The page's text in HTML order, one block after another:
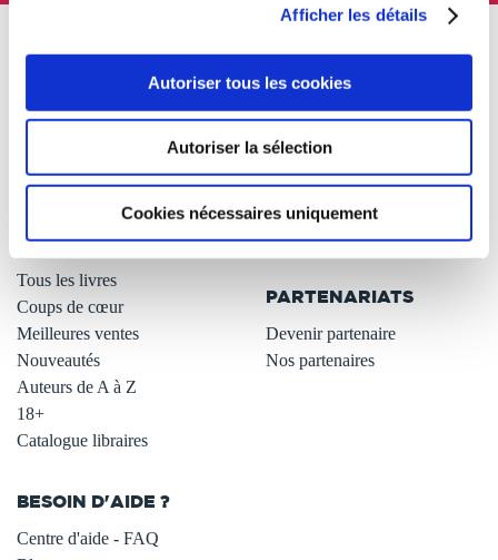
Afficher les détails
Autoriser tous les cookies
Autoriser la sélection
Cookies nécessaires uniquement
À PROPOS
L'auto-édition
Nos services aux auteurs
LIBRAIRIE
Tous les livres
Coups de cœur
Meilleures ventes
Nouveautés
Auteurs de A à Z
18+
Catalogue libraires
OFFRES
Remises quantités -42%
Avantages libraires -30%
Parrainage : partagez 5€
Programme de fidélité
.
PARTENARIATS
Devenir partenaire
Nos partenaires
BESOIN D'AIDE ?
Centre d'aide - FAQ